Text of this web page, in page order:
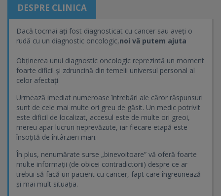
DESPRE CLINICA
Dacă tocmai ați fost diagnosticat cu cancer sau aveți o
rudă cu un diagnostic oncologic,noi vă putem ajuta
Obținerea unui diagnostic oncologic reprezintă un moment
foarte dificil și zdruncină din temelii universul personal al
celor afectați
Urmează imediat numeroase întrebări ale căror răspunsuri
sunt de cele mai multe ori greu de găsit. Un medic potrivit
este dificil de localizat, accesul este de multe ori greoi,
mereu apar lucruri neprevăzute, iar fiecare etapă este
însoțită de întârzieri mari.
În plus, nenumărate surse „binevoitoare” vă oferă foarte
multe informații (de obicei contradictorii) despre ce ar
trebui să facă un pacient cu cancer, fapt care îngreunează
și mai mult situația.